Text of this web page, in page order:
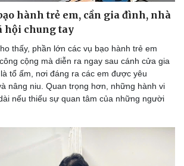
hành trẻ em, cần gia đình, nhà
hội chung tay
thấy, phần lớn các vụ bạo hành trẻ em
cộng mà diễn ra ngay sau cánh cửa gia
tổ ấm, nơi đáng ra các em được yêu
nâng niu. Quan trọng hơn, những hành vi
nếu thiếu sự quan tâm của những người